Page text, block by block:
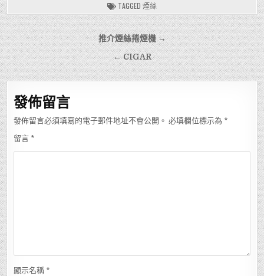
TAGGED 煙絲
文
章
導
覽
推介煙絲捲煙機 →
← CIGAR
發佈留言
發佈留言必須填寫的電子郵件地址不會公開。 必填欄位標示為 *
留言 *
顯示名稱 *